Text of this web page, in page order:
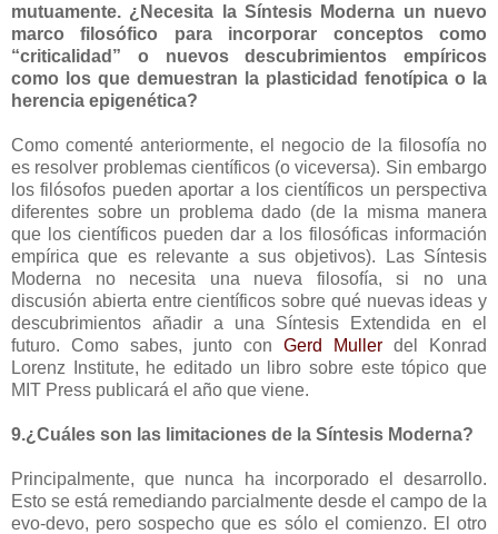
mutuamente. ¿Necesita la Síntesis Moderna un nuevo
marco filosófico para incorporar conceptos como
“criticalidad” o nuevos descubrimientos empíricos
como los que demuestran la plasticidad fenotípica o la
herencia epigenética?
Como comenté anteriormente, el negocio de la filosofía no
es resolver problemas científicos (o viceversa). Sin embargo
los filósofos pueden aportar a los científicos un perspectiva
diferentes sobre un problema dado (de la misma manera
que los científicos pueden dar a los filosóficas información
empírica que es relevante a sus objetivos). Las Síntesis
Moderna no necesita una nueva filosofía, si no una
discusión abierta entre científicos sobre qué nuevas ideas y
descubrimientos añadir a una Síntesis Extendida en el
futuro. Como sabes, junto con Gerd Muller del Konrad
Lorenz Institute, he editado un libro sobre este tópico que
MIT Press publicará el año que viene.
9.¿Cuáles son las limitaciones de la Síntesis Moderna?
Principalmente, que nunca ha incorporado el desarrollo.
Esto se está remediando parcialmente desde el campo de la
evo-devo, pero sospecho que es sólo el comienzo. El otro